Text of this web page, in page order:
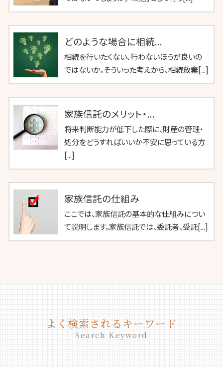
どのような場合に相続...
相続を行いたくない、行わないほうが良いの
ではないか。そういった考えから、相続放棄[...]
家族信託のメリット・...
将来判断能力が低下した際に、財産の管理・
処分をどうすればいいか不安に思っている方
[...]
家族信託の仕組み
ここでは、家族信託の基本的な仕組みについ
て説明します。家族信託では、委託者、受託[...]
よく検索されるキーワード
Search Keyword